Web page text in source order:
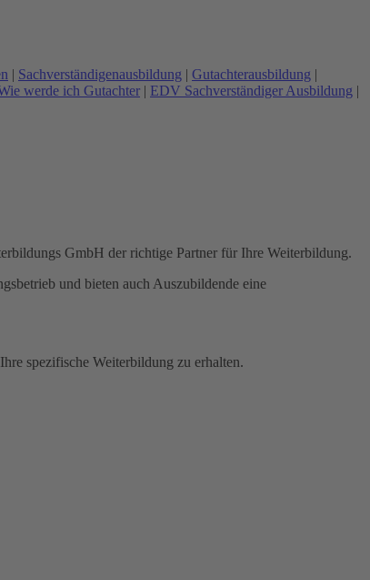
| Sachverständigenausbildung | Gutachterausbildung |
werde ich Gutachter | EDV Sachverständiger Ausbildung |
GmbH der richtige Partner für Ihre Weiterbildung.
und bieten auch Auszubildende eine
spezifische Weiterbildung zu erhalten.